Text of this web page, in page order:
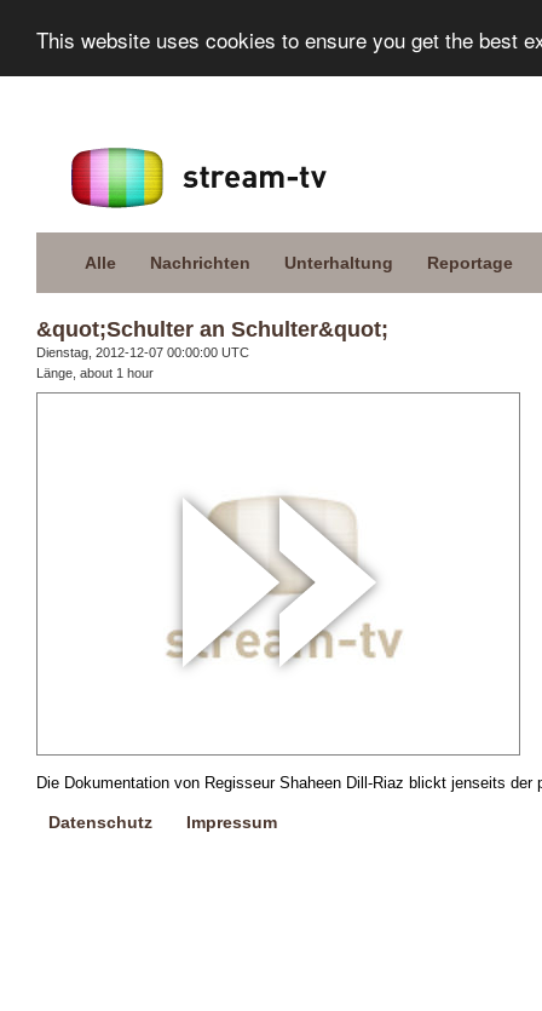
This website uses cookies to ensure you get the best
Alle Nachrichten Unterhaltung Reportage
&quot;Schulter an Schulter&quot;
Dienstag, 2012-12-07 00:00:00 UTC
Länge, about 1 hour
Die Dokumentation von Regisseur Shaheen Dill-Riaz blickt jenseits
Datenschutz Impressum